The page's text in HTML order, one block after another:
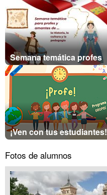
Semana temática profes
¡Ven con tus estudiantes!
Fotos de alumnos